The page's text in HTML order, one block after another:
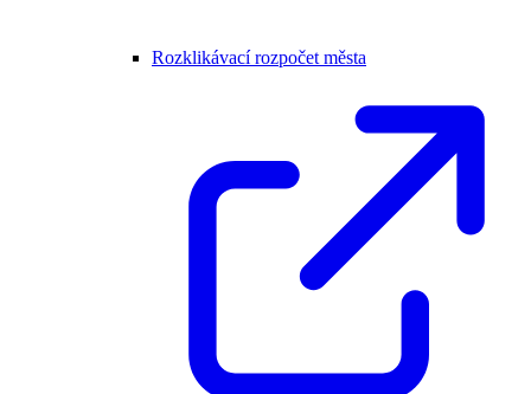
Rozklikávací rozpočet města